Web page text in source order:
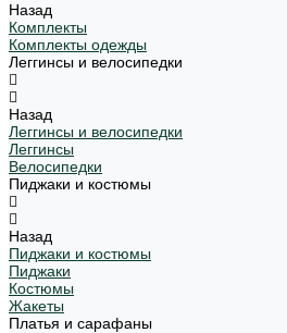
Назад
Комплекты
Комплекты одежды
Леггинсы и велосипедки
Назад
Леггинсы и велосипедки
Леггинсы
Велосипедки
Пиджаки и костюмы
Назад
Пиджаки и костюмы
Пиджаки
Костюмы
Жакеты
Платья и сарафаны